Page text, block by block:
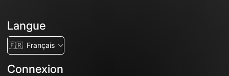
Langue
🇫🇷 Français
Connexion